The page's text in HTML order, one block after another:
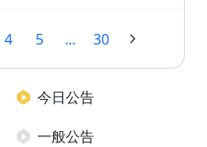
4 5 ... 30
今日公告
一般公告